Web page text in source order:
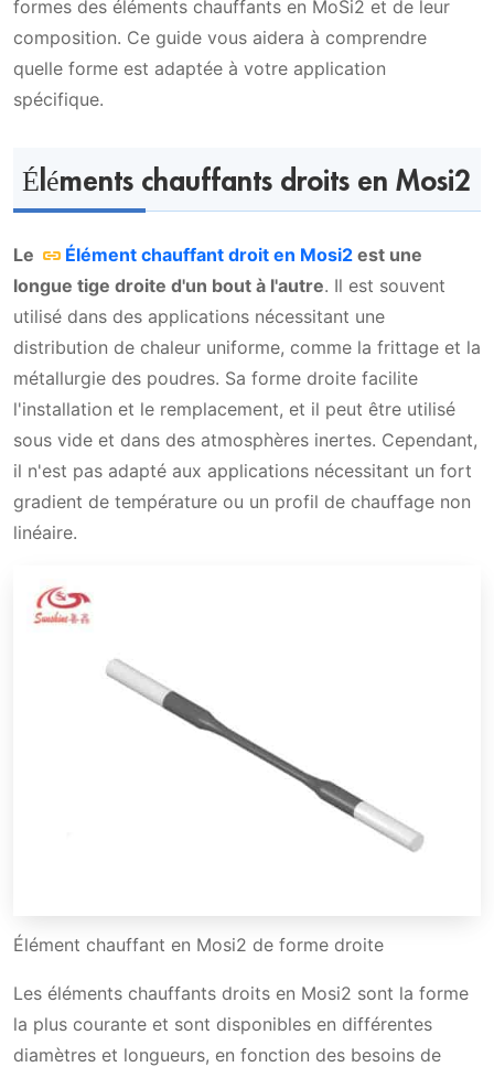
Éléments chauffants en forme de L en MoSi2
Éléments chauffants en Mosi2 en spirale
formes des éléments chauffants en MoSi2 et de leur
composition. Ce guide vous aidera à comprendre
quelle forme est adaptée à votre application
spécifique.
Éléments chauffants droits en Mosi2
Le Élément chauffant droit en Mosi2 est une
longue tige droite d'un bout à l'autre. Il est souvent
utilisé dans des applications nécessitant une
distribution de chaleur uniforme, comme la frittage et la
métallurgie des poudres. Sa forme droite facilite
l'installation et le remplacement, et il peut être utilisé
sous vide et dans des atmosphères inertes. Cependant,
il n'est pas adapté aux applications nécessitant un fort
gradient de température ou un profil de chauffage non
linéaire.
Élément chauffant en Mosi2 de forme droite
Les éléments chauffants droits en Mosi2 sont la forme
la plus courante et sont disponibles en différentes
diamètres et longueurs, en fonction des besoins de